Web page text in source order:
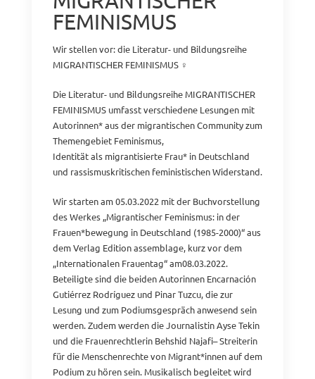
FEMINISMUS
Wir stellen vor: die Literatur- und Bildungsreihe
MIGRANTISCHER FEMINISMUS ♀️
Die Literatur- und Bildungsreihe MIGRANTISCHER
FEMINISMUS umfasst verschiedene Lesungen mit
Autorinnen* aus der migrantischen Community zum
Themengebiet Feminismus,
Identität als migrantisierte Frau* in Deutschland
und rassismuskritischen feministischen Widerstand.
Wir starten am 05.03.2022 mit der Buchvorstellung
des Werkes „Migrantischer Feminismus: in der
Frauen*bewegung in Deutschland (1985-2000)“ aus
dem Verlag Edition assemblage, kurz vor dem
„Internationalen Frauentag“ am08.03.2022.
Beteiligte sind die beiden Autorinnen Encarnación
Gutiérrez Rodríguez und Pinar Tuzcu, die zur
Lesung und zum Podiumsgespräch anwesend sein
werden. Zudem werden die Journalistin Ayse Tekin
und die Frauenrechtlerin Behshid Najafi– Streiterin
für die Menschenrechte von Migrant*innen auf dem
Podium zu hören sein. Musikalisch begleitet wird